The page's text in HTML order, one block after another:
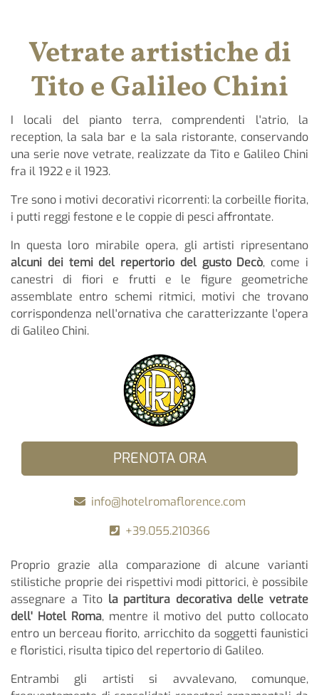
Vetrate artistiche di
Tito e Galileo Chini
I locali del pianto terra, comprendenti l'atrio, la
reception, la sala bar e la sala ristorante, conservando
una serie nove vetrate, realizzate da Tito e Galileo Chini
fra il 1922 e il 1923.
Tre sono i motivi decorativi ricorrenti: la corbeille fiorita,
i putti reggi festone e le coppie di pesci affrontate.
In questa loro mirabile opera, gli artisti ripresentano
alcuni dei temi del repertorio del gusto Decò, come i
canestri di fiori e frutti e le figure geometriche
assemblate entro schemi ritmici, motivi che trovano
corrispondenza nell'ornativa che caratterizzante l'opera
di Galileo Chini.
PRENOTA ORA
info@hotelromaflorence.com
+39.055.210366
Proprio grazie alla comparazione di alcune varianti
stilistiche proprie dei rispettivi modi pittorici, è possibile
assegnare a Tito la partitura decorativa delle vetrate
dell' Hotel Roma, mentre il motivo del putto collocato
entro un berceau fiorito, arricchito da soggetti faunistici
e floristici, risulta tipico del repertorio di Galileo.
Entrambi gli artisti si avvalevano, comunque,